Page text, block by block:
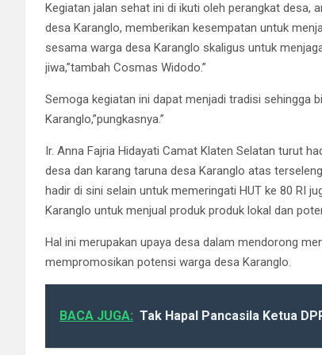
Kegiatan jalan sehat ini di ikuti oleh perangkat desa,
desa Karanglo, memberikan kesempatan untuk
sesama warga desa Karanglo skaligus untuk
jiwa,”tambah Cosmas Widodo.”
Semoga kegiatan ini dapat menjadi tradisi sehingga
Karanglo,”pungkasnya.”
Ir. Anna Fajria Hidayati Camat Klaten Selatan turut
desa dan karang taruna desa Karanglo atas
hadir di sini selain untuk memeringati HUT ke 80 RI
Karanglo untuk menjual produk produk lokal dan
Hal ini merupakan upaya desa dalam mendorong
mempromosikan potensi warga desa Karanglo.
BACA JUGA: Tak Hapal Pancasila Ketua